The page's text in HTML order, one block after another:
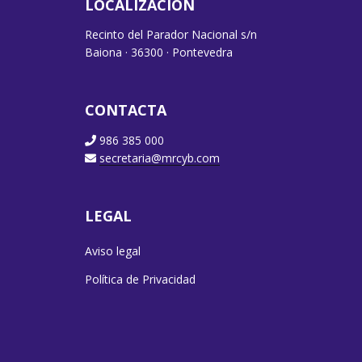
LOCALIZACIÓN
Recinto del Parador Nacional s/n
Baiona · 36300 · Pontevedra
CONTACTA
986 385 000
secretaria@mrcyb.com
LEGAL
Aviso legal
Política de Privacidad